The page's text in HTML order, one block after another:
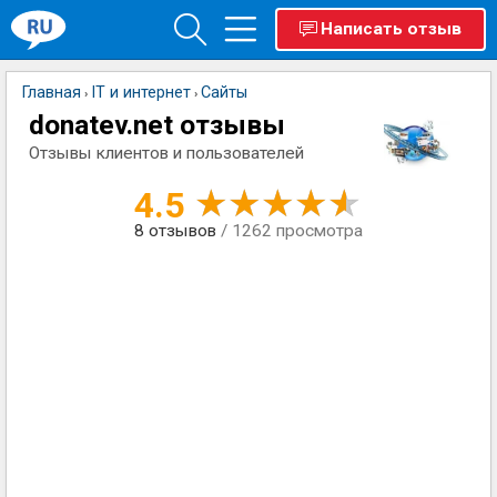
Написать отзыв
Главная › IT и интернет › Сайты
donatev.net отзывы
Отзывы клиентов и пользователей
4.5
8 отзывов / 1262 просмотра